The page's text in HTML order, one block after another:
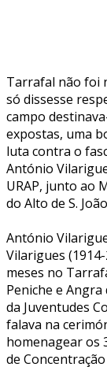
Tarrafal não foi
só dissesse
campo
expostas, uma
luta contra o
António
URAP, junto ao
do Alto de S.
António
Vilarigues
meses no
Peniche e
da Juventudes
falava na
homenagear os
de